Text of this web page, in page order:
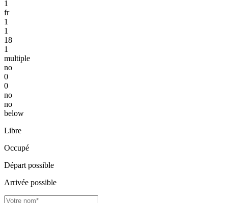
1
fr
1
1
18
1
multiple
no
0
0
no
no
below
Libre
Occupé
Départ possible
Arrivée possible